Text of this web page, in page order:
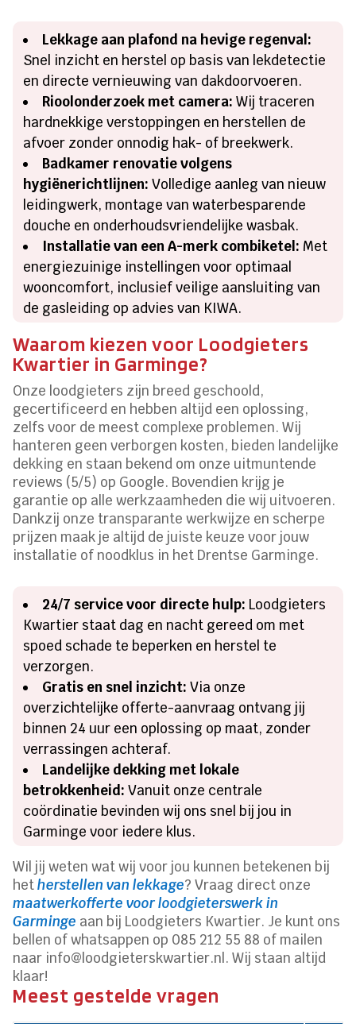
Lekkage aan plafond na hevige regenval:
Snel inzicht en herstel op basis van lekdetectie
en directe vernieuwing van dakdoorvoeren.
Rioolonderzoek met camera: Wij traceren
hardnekkige verstoppingen en herstellen de
afvoer zonder onnodig hak- of breekwerk.
Badkamer renovatie volgens
hygiënerichtlijnen: Volledige aanleg van nieuw
leidingwerk, montage van waterbesparende
douche en onderhoudsvriendelijke wasbak.
Installatie van een A-merk combiketel: Met
energiezuinige instellingen voor optimaal
wooncomfort, inclusief veilige aansluiting van
de gasleiding op advies van KIWA.
Waarom kiezen voor Loodgieters
Kwartier in Garminge?
Onze loodgieters zijn breed geschoold,
gecertificeerd en hebben altijd een oplossing,
zelfs voor de meest complexe problemen. Wij
hanteren geen verborgen kosten, bieden landelijke
dekking en staan bekend om onze uitmuntende
reviews (5/5) op Google. Bovendien krijg je
garantie op alle werkzaamheden die wij uitvoeren.
Dankzij onze transparante werkwijze en scherpe
prijzen maak je altijd de juiste keuze voor jouw
installatie of noodklus in het Drentse Garminge.
24/7 service voor directe hulp: Loodgieters
Kwartier staat dag en nacht gereed om met
spoed schade te beperken en herstel te
verzorgen.
Gratis en snel inzicht: Via onze
overzichtelijke offerte-aanvraag ontvang jij
binnen 24 uur een oplossing op maat, zonder
verrassingen achteraf.
Landelijke dekking met lokale
betrokkenheid: Vanuit onze centrale
coördinatie bevinden wij ons snel bij jou in
Garminge voor iedere klus.
Wil jij weten wat wij voor jou kunnen betekenen bij
hetherstellen van lekkage? Vraag direct onze
maatwerkofferte voor loodgieterswerk in
Garminge aan bij Loodgieters Kwartier. Je kunt ons
bellen of whatsappen op 085 212 55 88 of mailen
naar info@loodgieterskwartier.nl. Wij staan altijd
klaar!
Meest gestelde vragen